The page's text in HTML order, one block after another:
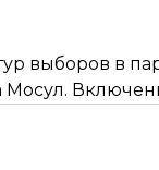
выборов в